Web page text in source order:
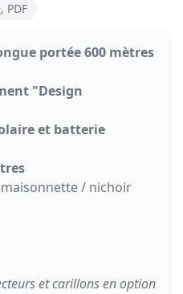
PDF
portée 600 mètres
"Design
et batterie
/ nichoir
et carillons en option